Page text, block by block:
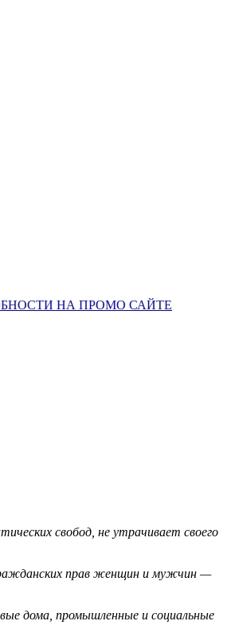
НА ПРОМО САЙТЕ
свобод, не утрачивает своего
гражданских прав женщин и мужчин —
дома, промышленные и социальные